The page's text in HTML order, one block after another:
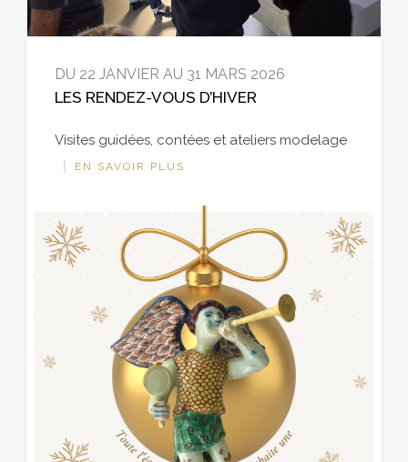
DU 22 JANVIER AU 31 MARS 2026
LES RENDEZ-VOUS D’HIVER
Visites guidées, contées et ateliers modelage
EN SAVOIR PLUS